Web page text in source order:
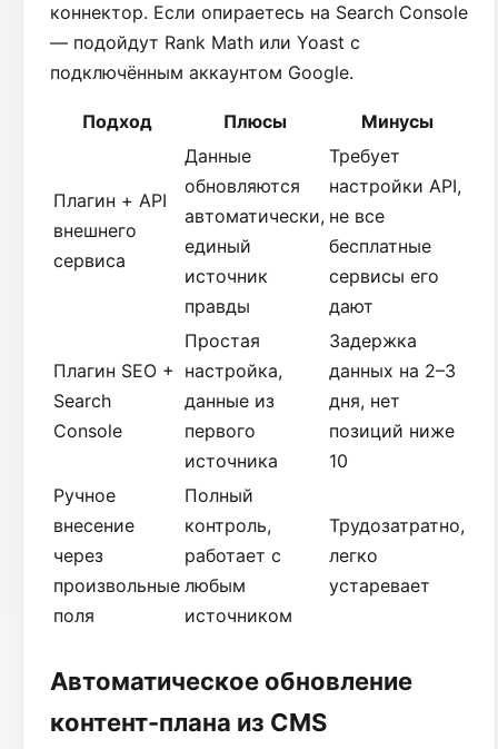
коннектор. Если опираетесь на Search Console
— подойдут Rank Math или Yoast с
подключённым аккаунтом Google.
Подход Плюсы Минусы
Плагин + API
внешнего
сервиса
Данные
обновляются
автоматически,
единый
источник
правды
Требует
настройки API,
не все
бесплатные
сервисы его
дают
Плагин SEO +
Search
Console
Простая
настройка,
данные из
первого
источника
Задержка
данных на 2–3
дня, нет
позиций ниже
10
Ручное
внесение
через
произвольные
поля
Полный
контроль,
работает с
любым
источником
Трудозатратно,
легко
устаревает
Автоматическое обновление
контент-плана из CMS